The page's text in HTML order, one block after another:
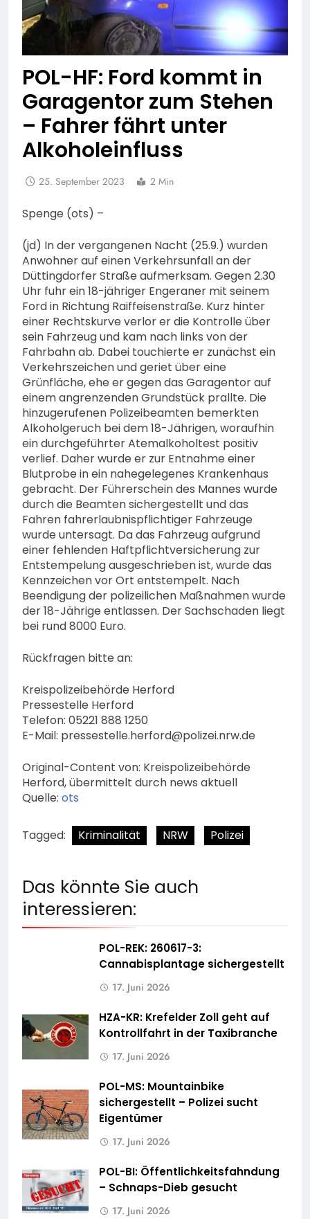
POL-HF: Ford kommt in
Garagentor zum Stehen
– Fahrer fährt unter
Alkoholeinfluss
25. September 2023 2 Min
Spenge (ots) –
(jd) In der vergangenen Nacht (25.9.) wurden
Anwohner auf einen Verkehrsunfall an der
Düttingdorfer Straße aufmerksam. Gegen 2.30
Uhr fuhr ein 18-jähriger Engeraner mit seinem
Ford in Richtung Raiffeisenstraße. Kurz hinter
einer Rechtskurve verlor er die Kontrolle über
sein Fahrzeug und kam nach links von der
Fahrbahn ab. Dabei touchierte er zunächst ein
Verkehrszeichen und geriet über eine
Grünfläche, ehe er gegen das Garagentor auf
einem angrenzenden Grundstück prallte. Die
hinzugerufenen Polizeibeamten bemerkten
Alkoholgeruch bei dem 18-Jährigen, woraufhin
ein durchgeführter Atemalkoholtest positiv
verlief. Daher wurde er zur Entnahme einer
Blutprobe in ein nahegelegenes Krankenhaus
gebracht. Der Führerschein des Mannes wurde
durch die Beamten sichergestellt und das
Fahren fahrerlaubnispflichtiger Fahrzeuge
wurde untersagt. Da das Fahrzeug aufgrund
einer fehlenden Haftpflichtversicherung zur
Entstempelung ausgeschrieben ist, wurde das
Kennzeichen vor Ort entstempelt. Nach
Beendigung der polizeilichen Maßnahmen wurde
der 18-Jährige entlassen. Der Sachschaden liegt
bei rund 8000 Euro.
Rückfragen bitte an:
Kreispolizeibehörde Herford
Pressestelle Herford
Telefon: 05221 888 1250
E-Mail: pressestelle.herford@polizei.nrw.de
Original-Content von: Kreispolizeibehörde
Herford, übermittelt durch news aktuell
Quelle: ots
Tagged: Kriminalität NRW Polizei
Das könnte Sie auch
interessieren:
POL-REK: 260617-3:
Cannabisplantage sichergestellt
17. Juni 2026
HZA-KR: Krefelder Zoll geht auf
Kontrollfahrt in der Taxibranche
17. Juni 2026
POL-MS: Mountainbike
sichergestellt – Polizei sucht
Eigentümer
17. Juni 2026
POL-BI: Öffentlichkeitsfahndung
– Schnaps-Dieb gesucht
17. Juni 2026